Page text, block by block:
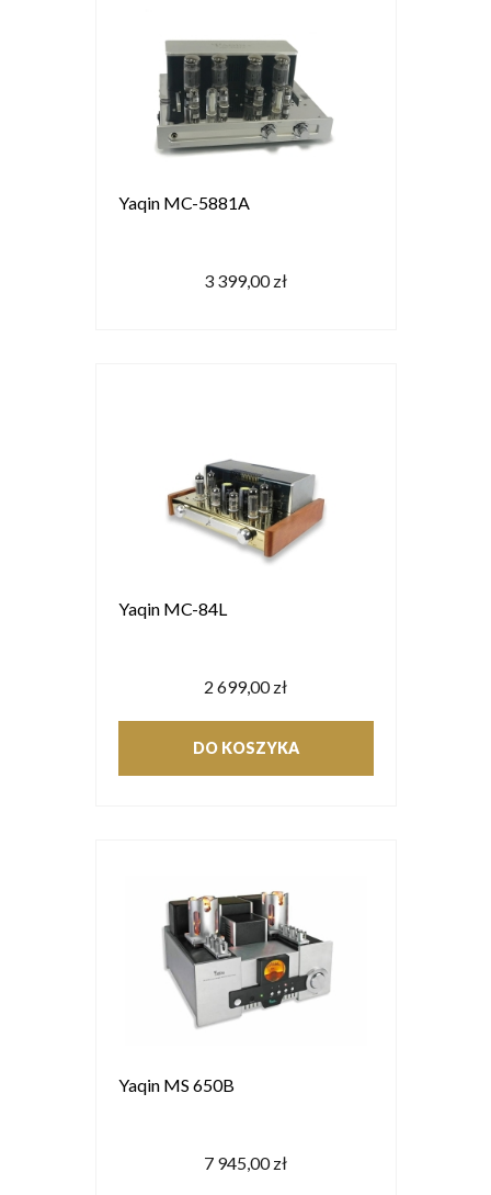
Yaqin MC-5881A
3 399,00 zł
Yaqin MC-84L
2 699,00 zł
DO KOSZYKA
Yaqin MS 650B
7 945,00 zł